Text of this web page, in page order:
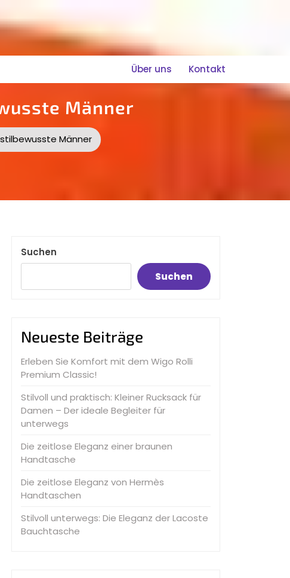
Über uns Kontakt
Männer
Männer
Suchen
Suchen
Neueste Beiträge
Erleben Sie Komfort mit dem Wigo Rolli
Premium Classic!
Stilvoll und praktisch: Kleiner Rucksack für
Damen – Der ideale Begleiter für
unterwegs
Die zeitlose Eleganz einer braunen
Handtasche
Die zeitlose Eleganz von Hermès
Handtaschen
Stilvoll unterwegs: Die Eleganz der Lacoste
Bauchtasche